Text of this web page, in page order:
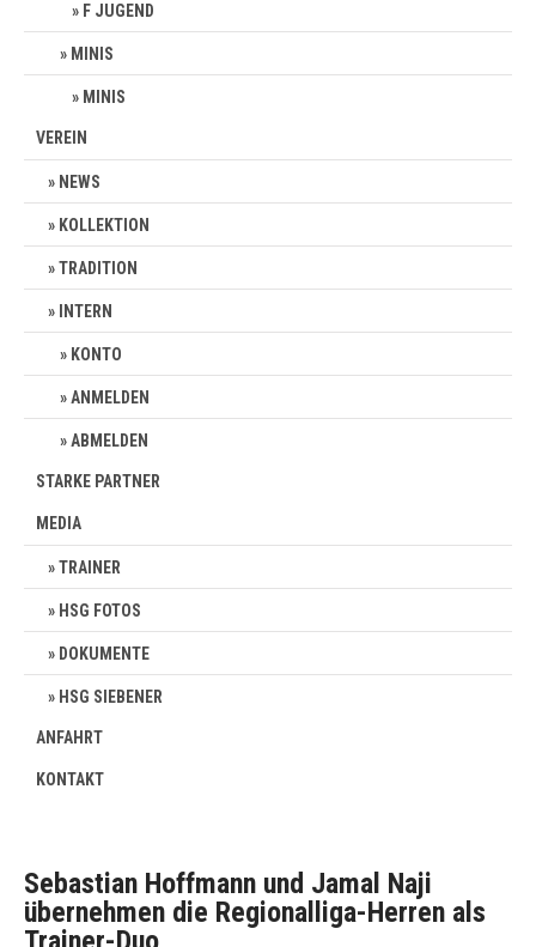
F JUGEND
MINIS
MINIS
VEREIN
NEWS
KOLLEKTION
TRADITION
INTERN
KONTO
ANMELDEN
ABMELDEN
STARKE PARTNER
MEDIA
TRAINER
HSG FOTOS
DOKUMENTE
HSG SIEBENER
ANFAHRT
KONTAKT
Sebastian Hoffmann und Jamal Naji
übernehmen die Regionalliga-Herren als